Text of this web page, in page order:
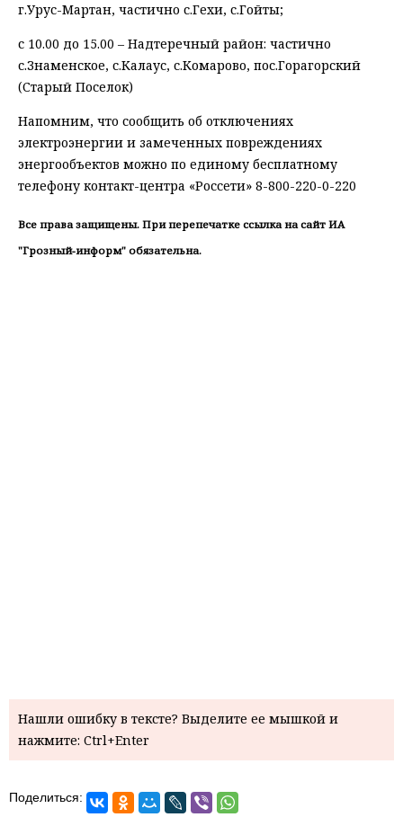
г.Урус-Мартан, частично с.Гехи, с.Гойты;
с 10.00 до 15.00 – Надтеречный район: частично
с.Знаменское, с.Калаус, с.Комарово, пос.Горагорский
(Старый Поселок)
Напомним, что сообщить об отключениях
электроэнергии и замеченных повреждениях
энергообъектов можно по единому бесплатному
телефону контакт-центра «Россети» 8-800-220-0-220
Все права защищены. При перепечатке ссылка на сайт ИА
"Грозный-информ" обязательна.
Нашли ошибку в тексте? Выделите ее мышкой и
нажмите: Ctrl+Enter
Поделиться: